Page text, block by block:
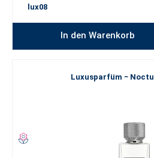
lux08
In den Warenkorb
Luxusparfüm −